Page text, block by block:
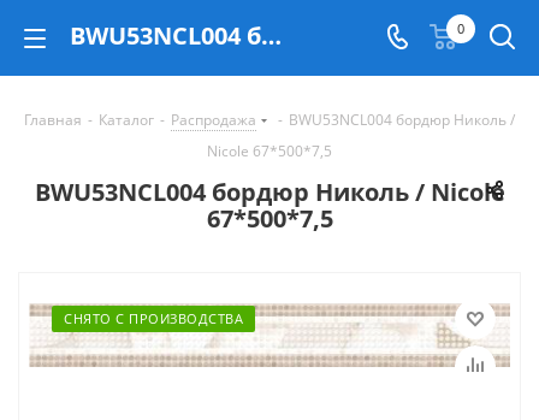
BWU53NCL004 бордюр Николь / Nicole 67*500*7,5 - купить в Екатеринбурге 0
Главная - Каталог - Распродажа - BWU53NCL004 бордюр Николь /
Nicole 67*500*7,5
BWU53NCL004 бордюр Николь / Nicole
67*500*7,5
СНЯТО С ПРОИЗВОДСТВА